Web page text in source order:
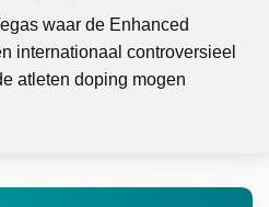
waar de Enhanced
internationaal controversieel
atleten doping mogen